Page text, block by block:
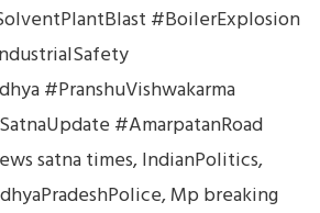
#BoilerExplosion
#PranshuVishwakarma
#AmarpatanRoad
satna times,IndianPolitics,
,Mp breaking